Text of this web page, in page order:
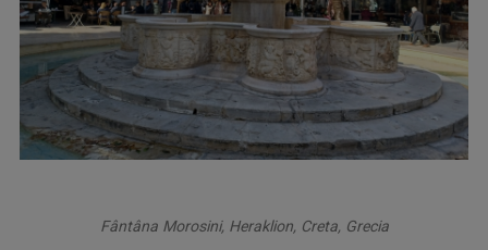
Fântâna Morosini, Heraklion, Creta, Grecia